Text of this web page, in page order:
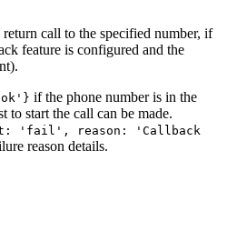
call to the specified number, if
feature is configured and the
if the phone number is in the
to start the call can be made.
'fail', reason: 'Callback
reason details.